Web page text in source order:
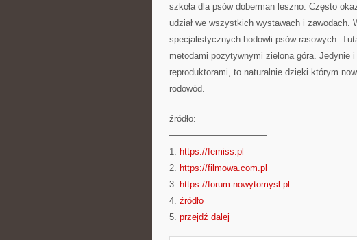
szkoła dla psów doberman leszno. Często
udział we wszystkich wystawach i zawodach.
specjalistycznych hodowli psów rasowych.
metodami pozytywnymi zielona góra. Jedynie
reproduktorami, to naturalnie dzięki którym
rodowód.
źródło:
———————————
1. https://femiss.pl
2. https://filmowa.com.pl
3. https://forum-nowytomysl.pl
4. źródło
5. przejdź dalej